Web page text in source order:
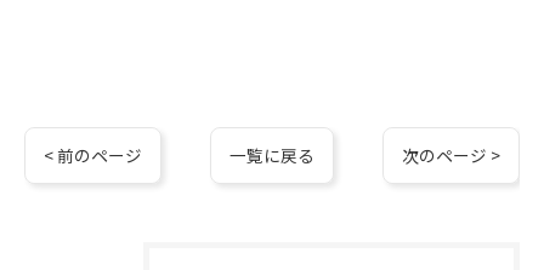
< 前のページ 一覧に戻る 次のページ >